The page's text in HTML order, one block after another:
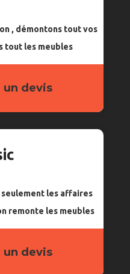
, démontons tout vos
tout les meubles
un devis
les affaires
remonte les meubles
un devis